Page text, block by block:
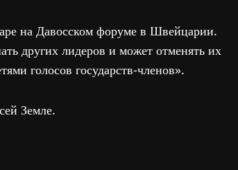
на Давосском форуме в Швейцарии.
других лидеров и может отменять их
голосов государств-членов».
Земле.